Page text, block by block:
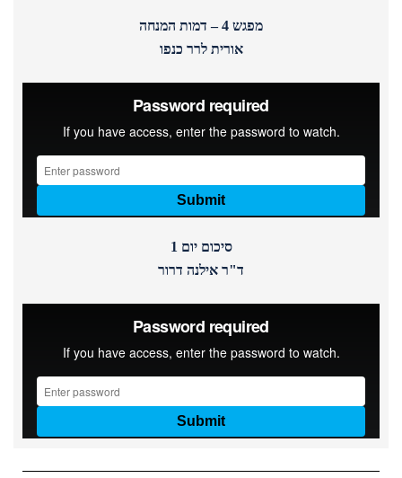
מפגש 4 – דמות המנחה
אורית לרר כנפו
סיכום יום 1
ד"ר אילנה דרור